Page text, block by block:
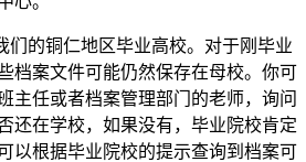
们的铜仁地区毕业高校。对于刚毕业
档案文件可能仍然保存在母校。你可
主任或者档案管理部门的老师，询问
还在学校，如果没有，毕业院校肯定
以根据毕业院校的提示查询到档案可